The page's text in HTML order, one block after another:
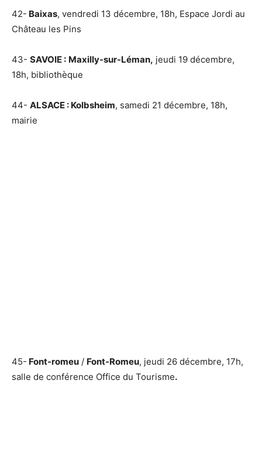
42- Baixas, vendredi 13 décembre, 18h, Espace Jordi au
Château les Pins
43- SAVOIE : Maxilly-sur-Léman, jeudi 19 décembre,
18h, bibliothèque
44- ALSACE : Kolbsheim, samedi 21 décembre, 18h,
mairie
45- Font-romeu / Font-Romeu, jeudi 26 décembre, 17h,
salle de conférence Office du Tourisme.